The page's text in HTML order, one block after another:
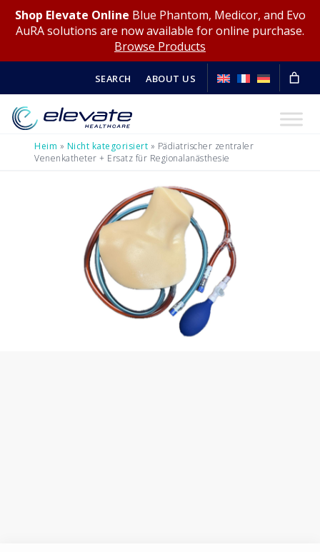
Shop Elevate Online Blue Phantom, Medicor, and Evo
AuRA solutions are now available for online purchase.
Browse Products
SEARCH ABOUT US
Heim » Nicht kategorisiert » Pädiatrischer zentraler
Venenkatheter + Ersatz für Regionalanästhesie